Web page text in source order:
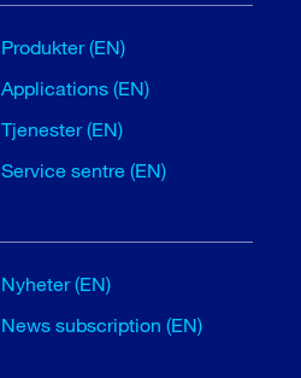
Produkter (EN)
Applications (EN)
Tjenester (EN)
Service sentre (EN)
Nyheter (EN)
News subscription (EN)